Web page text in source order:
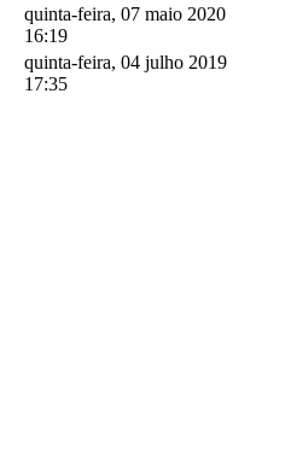
quinta-feira, 07 maio 2020
16:19
quinta-feira, 04 julho 2019
17:35